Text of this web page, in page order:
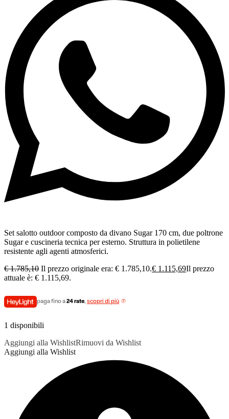
Set salotto outdoor composto da divano Sugar 170 cm, due poltrone
Sugar e cuscineria tecnica per esterno. Struttura in polietilene
resistente agli agenti atmosferici.
€1.785,10 Il prezzo originale era: € 1.785,10.€ 1.115,69Il prezzo
attuale è: € 1.115,69.
paga fino a24 rate, scopri di più
1 disponibili
Aggiungi alla WishlistRimuovi da Wishlist
Aggiungi alla Wishlist